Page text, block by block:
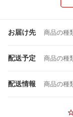
お届け先 商品の種
配送予定 商品の種
配送情報 商品の種